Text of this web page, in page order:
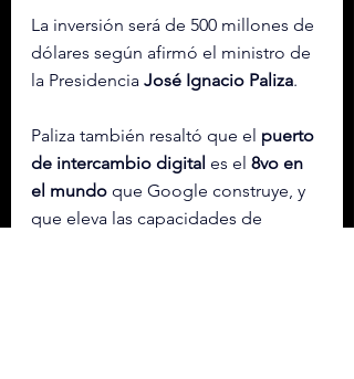
La inversión será de 500 millones de
dólares según afirmó el ministro de
la Presidencia José Ignacio Paliza.
Paliza también resaltó que el puerto
de intercambio digital es el 8vo en
el mundo que Google construye, y
que eleva las capacidades de